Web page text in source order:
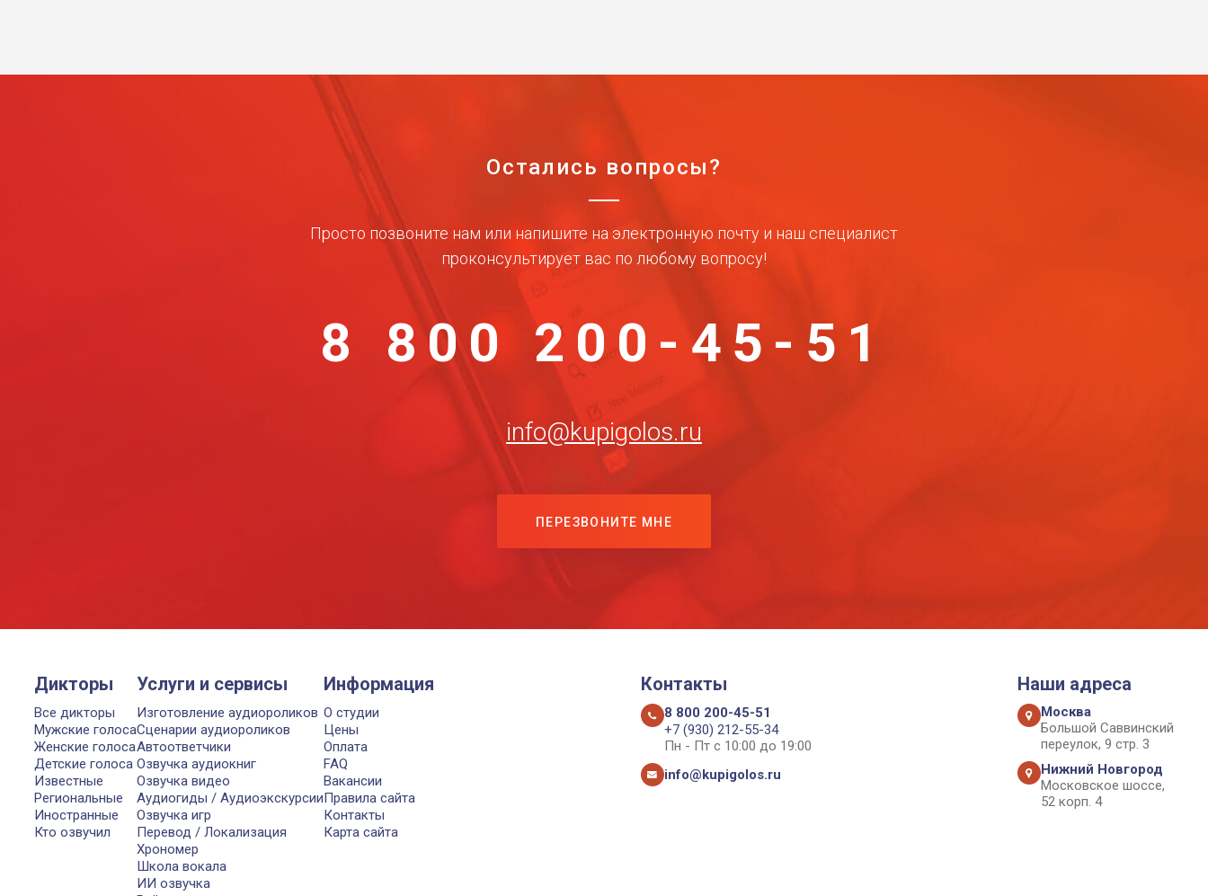
Остались вопросы?
Просто позвоните нам или напишите на электронную почту и наш специалист
проконсультирует вас по любому вопросу!
8 800 200-45-51
info@kupigolos.ru
ПЕРЕЗВОНИТЕ МНЕ
Дикторы
Все дикторы
Мужские голоса
Женские голоса
Детские голоса
Известные
Региональные
Иностранные
Кто озвучил
Услуги и сервисы
Изготовление аудиороликов
Сценарии аудиороликов
Автоответчики
Озвучка аудиокниг
Озвучка видео
Аудиогиды / Аудиоэкскурсии
Озвучка игр
Перевод / Локализация
Хрономер
Школа вокала
ИИ озвучка
Информация
О студии
Цены
Оплата
FAQ
Вакансии
Правила сайта
Контакты
Карта сайта
Контакты
8 800 200-45-51
+7 (930) 212-55-34
Пн - Пт с 10:00 до 19:00
info@kupigolos.ru
Наши адреса
Москва
Большой Саввинский
переулок, 9 стр. 3
Нижний Новгород
Московское шоссе,
52 корп. 4